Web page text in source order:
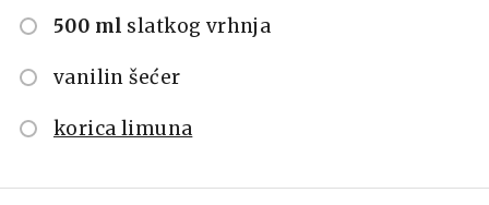
500 ml slatkog vrhnja
vanilin šećer
korica limuna